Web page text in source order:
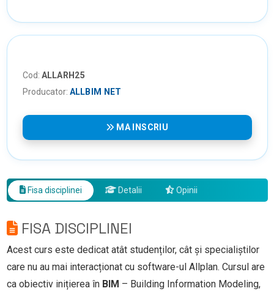
Cod: ALLARH25
Producator: ALLBIM NET
MA INSCRIU
Fisa disciplinei Detalii Opinii
FISA DISCIPLINEI
Acest curs este dedicat atât studenților, cât și specialiștilor
care nu au mai interacționat cu software-ul Allplan. Cursul are
ca obiectiv inițierea în BIM – Building Information Modeling,